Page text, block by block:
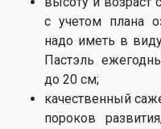
с учетом плана
надо иметь в
Пастэль
до 20 см;
качественный
пороков